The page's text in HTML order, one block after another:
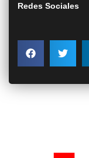
Redes Sociales